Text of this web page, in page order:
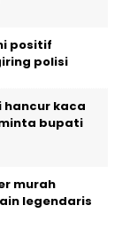
positif
polisi
hancur kaca
bupati
murah
legendaris